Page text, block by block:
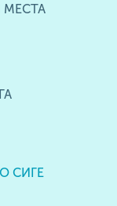
МЕСТА
СИГЕ